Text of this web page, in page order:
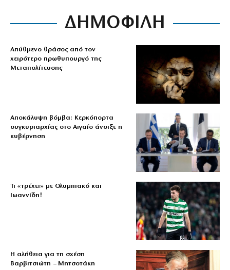
ΔΗΜΟΦΙΛΗ
Απύθμενο θράσος από τον
χειρότερο πρωθυπουργό της
Μεταπολίτευσης
Αποκάλυψη βόμβα: Κερκόπορτα
συγκυριαρχίας στο Αιγαίο άνοιξε η
κυβέρνηση
Τι «τρέχει» με Ολυμπιακό και
Ιωαννίδη!
Η αλήθεια για τη σχέση
Βαρβιτσιώτη – Μητσοτάκη